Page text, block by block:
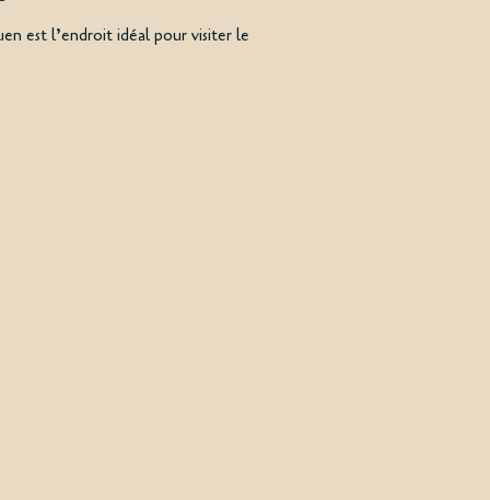
est l’endroit idéal pour visiter le